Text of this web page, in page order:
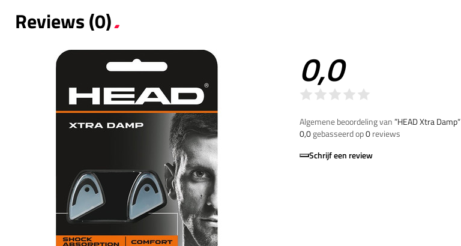
Reviews (0)
0,0
Algemene beoordeling van”HEAD Xtra Damp“
0,0gebasseerd op0reviews
Schrijf een review